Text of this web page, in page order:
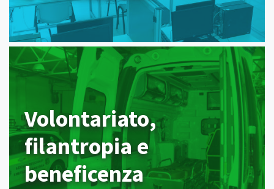
Volontariato,
filantropia e
beneficenza